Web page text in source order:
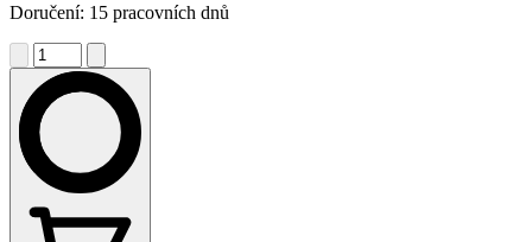
Doručení: 15 pracovních dnů